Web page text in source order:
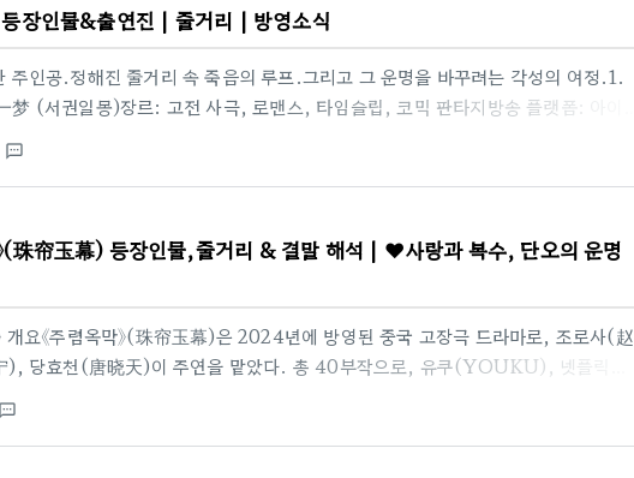
장인물&출연진 | 줄거리 | 방영소식
주인공.정해진 줄거리 속 죽음의 루프.그리고 그 운명을 바꾸려는 각성의 여정.1.
梦 (서권일몽)장르: 고전 사극, 로맨스, 타임슬립, 코믹 판타지방송 플랫폼: 아이
독: 곽호(郭虎)각본: 임장류(任庄柳), 하락특(夏洛特)주요 출연진: 이일동, 류우
이야기 | 책속에 갇힌 운명1. 제목의 의미: '책 속의 꿈, 각성의 서사'《书卷一梦
대로 풀이하면 '책 한 권 속의 꿈'이라는 뜻을 지..
textsms
(珠帘玉幕) 등장인물,줄거리 & 결말 해석 | ❤️사랑과 복수, 단오의 운명
개요《주렴옥막》(珠帘玉幕)은 2024년에 방영된 중국 고장극 드라마로, 조로사(赵
당효천(唐晓天)이 주연을 맡았다. 총 40부작으로, 유쿠(YOUKU), 넷플릭스
파란만장한 성장 스토리를 중심으로, 사랑과 복수, 그리고 인간관계의 갈등을 깊이
뜻《주렴옥막》(珠帘玉幕)은 ‘진주로 만든 발과 옥으로 만든 휘장’을 의미하며,
textsms